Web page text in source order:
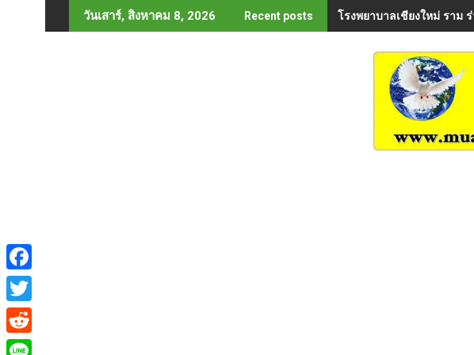
to
วันเสาร์, สิงหาคม 8, 2026 Recent posts โรงพยาบาลเชียงใหม่ ราม
F
a
c
T
w
R